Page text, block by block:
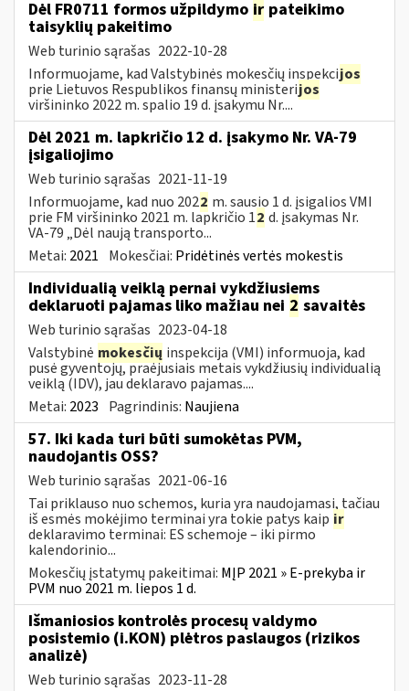
Dėl FR0711 formos užpildymo ir pateikimo
taisyklių pakeitimo
Web turinio sąrašas 2022-10-28
Informuojame, kad Valstybinės mokesčių inspekcijos
prie Lietuvos Respublikos finansų ministerijos
viršininko 2022 m. spalio 19 d. įsakymu Nr....
Dėl 2021 m. lapkričio 12 d. įsakymo Nr. VA-79
įsigaliojimo
Web turinio sąrašas 2021-11-19
Informuojame, kad nuo 2022 m. sausio 1 d. įsigalios VMI
prie FM viršininko 2021 m. lapkričio 12 d. įsakymas Nr.
VA-79 „Dėl naują transporto...
Metai: 2021 Mokesčiai: Pridėtinės vertės mokestis
Individualią veiklą pernai vykdžiusiems
deklaruoti pajamas liko mažiau nei 2 savaitės
Web turinio sąrašas 2023-04-18
Valstybinė mokesčių inspekcija (VMI) informuoja, kad
pusė gyventojų, praėjusiais metais vykdžiusių individualią
veiklą (IDV), jau deklaravo pajamas....
Metai: 2023 Pagrindinis: Naujiena
57. Iki kada turi būti sumokėtas PVM,
naudojantis OSS?
Web turinio sąrašas 2021-06-16
Tai priklauso nuo schemos, kuria yra naudojamasi, tačiau
iš esmės mokėjimo terminai yra tokie patys kaip ir
deklaravimo terminai: ES schemoje – iki pirmo
kalendorinio...
Mokesčių įstatymų pakeitimai: MĮP 2021 » E-prekyba ir
PVM nuo 2021 m. liepos 1 d.
Išmaniosios kontrolės procesų valdymo
posistemio (i.KON) plėtros paslaugos (rizikos
analizė)
Web turinio sąrašas 2023-11-28